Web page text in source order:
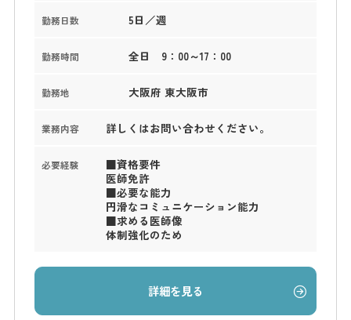
勤務日数 5日／週
勤務時間 全日 9：00～17：00
勤務地 大阪府 東大阪市
業務内容 詳しくはお問い合わせください。
必要経験
■資格要件
医師免許
■必要な能力
円滑なコミュニケーション能力
■求める医師像
体制強化のため
詳細を見る